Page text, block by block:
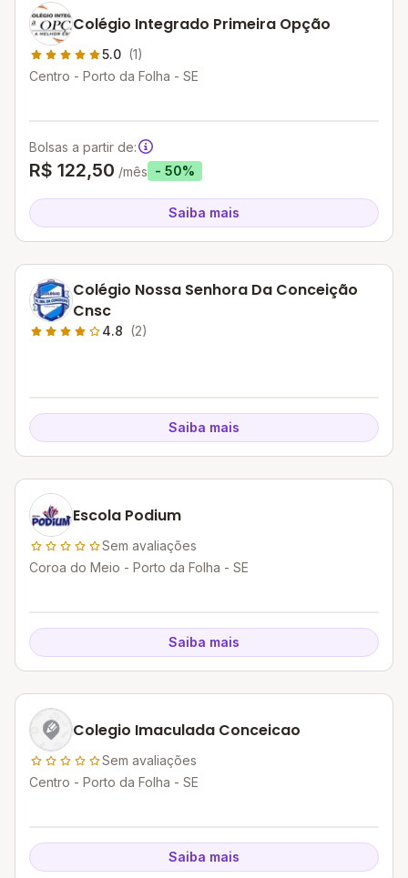
Colégio Integrado Primeira Opção
5.0 (1)
Centro - Porto da Folha - SE
Bolsas a partir de:
R$ 122,50 /mês - 50%
Saiba mais
Colégio Nossa Senhora Da Conceição
Cnsc
4.8 (2)
Saiba mais
Escola Podium
Sem avaliações
Coroa do Meio - Porto da Folha - SE
Saiba mais
Colegio Imaculada Conceicao
Sem avaliações
Centro - Porto da Folha - SE
Saiba mais